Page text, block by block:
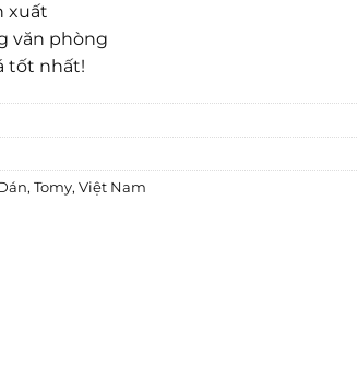
xuất
văn phòng
tốt nhất!
, Tomy, Việt Nam